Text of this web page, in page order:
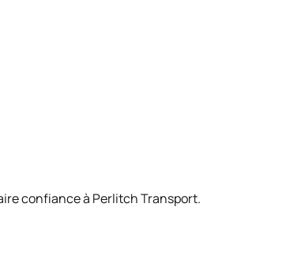
confiance à Perlitch Transport.